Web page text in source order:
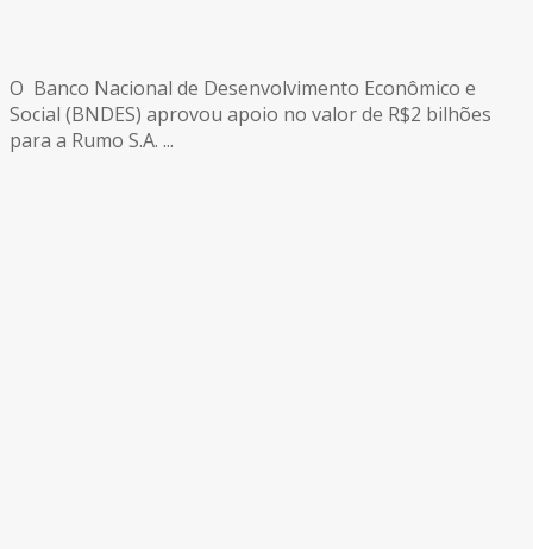
O Banco Nacional de Desenvolvimento Econômico e
Social (BNDES) aprovou apoio no valor de R$2 bilhões
para a Rumo S.A. ...